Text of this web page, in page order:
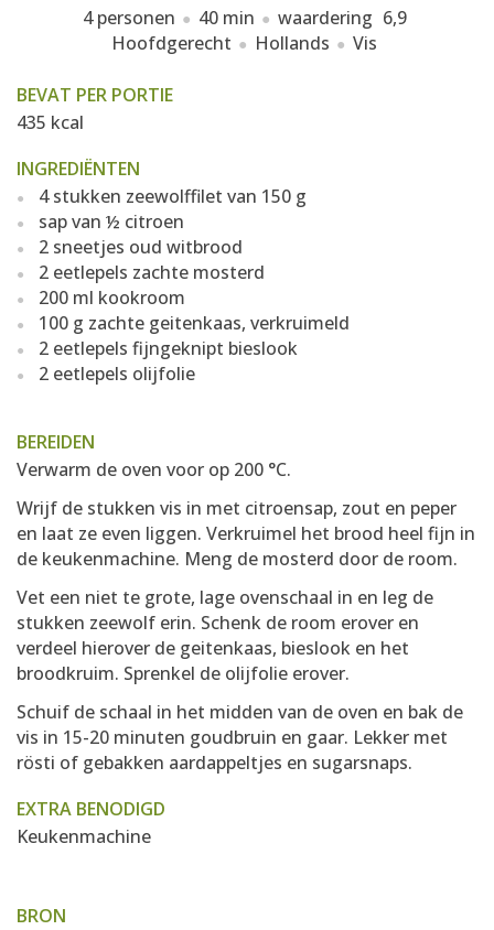
4 personen 40 min waardering 6,9
Hoofdgerecht
Hollands Vis
BEVAT PER PORTIE
435 kcal
INGREDIËNTEN
4 stukken zeewolffilet van 150 g
sap van ½ citroen
2 sneetjes oud witbrood
2 eetlepels zachte mosterd
200 ml kookroom
100 g zachte geitenkaas, verkruimeld
2 eetlepels fijngeknipt bieslook
2 eetlepels olijfolie
BEREIDEN
Verwarm de oven voor op 200 °C.
Wrijf de stukken vis in met citroensap, zout en peper
en laat ze even liggen. Verkruimel het brood heel fijn in
de keukenmachine. Meng de mosterd door de room.
Vet een niet te grote, lage ovenschaal in en leg de
stukken zeewolf erin. Schenk de room erover en
verdeel hierover de geitenkaas, bieslook en het
broodkruim. Sprenkel de olijfolie erover.
Schuif de schaal in het midden van de oven en bak de
vis in 15-20 minuten goudbruin en gaar. Lekker met
rösti of gebakken aardappeltjes en sugarsnaps.
EXTRA BENODIGD
Keukenmachine
BRON